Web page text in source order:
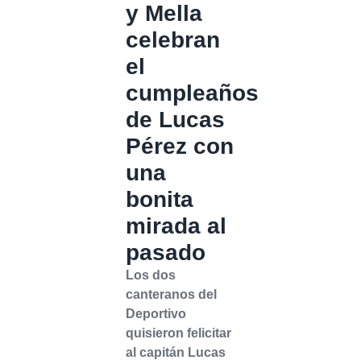
y Mella
celebran
el
cumpleaños
de Lucas
Pérez con
una
bonita
mirada al
pasado
Los dos
canteranos del
Deportivo
quisieron felicitar
al capitán Lucas